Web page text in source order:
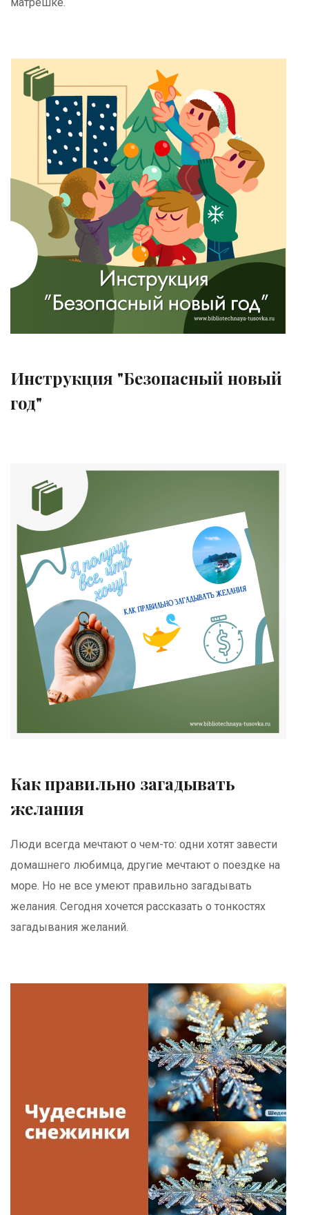
Инструкция "Безопасный новый
год"
Как правильно загадывать
желания
Люди всегда мечтают о чем-то: одни хотят завести
домашнего любимца, другие мечтают о поездке на
море. Но не все умеют правильно загадывать
желания. Сегодня хочется рассказать о тонкостях
загадывания желаний.